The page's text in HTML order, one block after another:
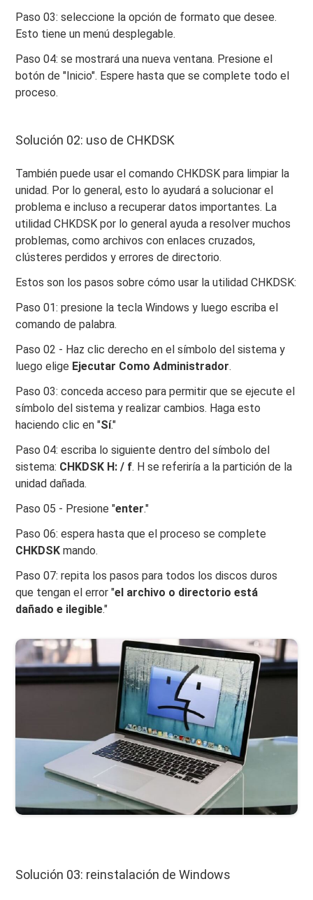
Paso 03: seleccione la opción de formato que desee.
Esto tiene un menú desplegable.
Paso 04: se mostrará una nueva ventana. Presione el
botón de "Inicio". Espere hasta que se complete todo el
proceso.
Solución 02: uso de CHKDSK
También puede usar el comando CHKDSK para limpiar la
unidad. Por lo general, esto lo ayudará a solucionar el
problema e incluso a recuperar datos importantes. La
utilidad CHKDSK por lo general ayuda a resolver muchos
problemas, como archivos con enlaces cruzados,
clústeres perdidos y errores de directorio.
Estos son los pasos sobre cómo usar la utilidad CHKDSK:
Paso 01: presione la tecla Windows y luego escriba el
comando de palabra.
Paso 02 - Haz clic derecho en el símbolo del sistema y
luego elige Ejecutar Como Administrador.
Paso 03: conceda acceso para permitir que se ejecute el
símbolo del sistema y realizar cambios. Haga esto
haciendo clic en "Sí."
Paso 04: escriba lo siguiente dentro del símbolo del
sistema: CHKDSK H: / f. H se referiría a la partición de la
unidad dañada.
Paso 05 - Presione "enter."
Paso 06: espera hasta que el proceso se complete
CHKDSK mando.
Paso 07: repita los pasos para todos los discos duros
que tengan el error "el archivo o directorio está
dañado e ilegible."
Solución 03: reinstalación de Windows